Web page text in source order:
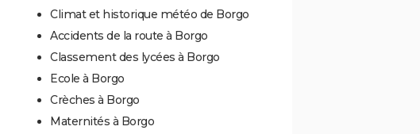
Climat et historique météo de Borgo
Accidents de la route à Borgo
Classement des lycées à Borgo
Ecole à Borgo
Crèches à Borgo
Maternités à Borgo